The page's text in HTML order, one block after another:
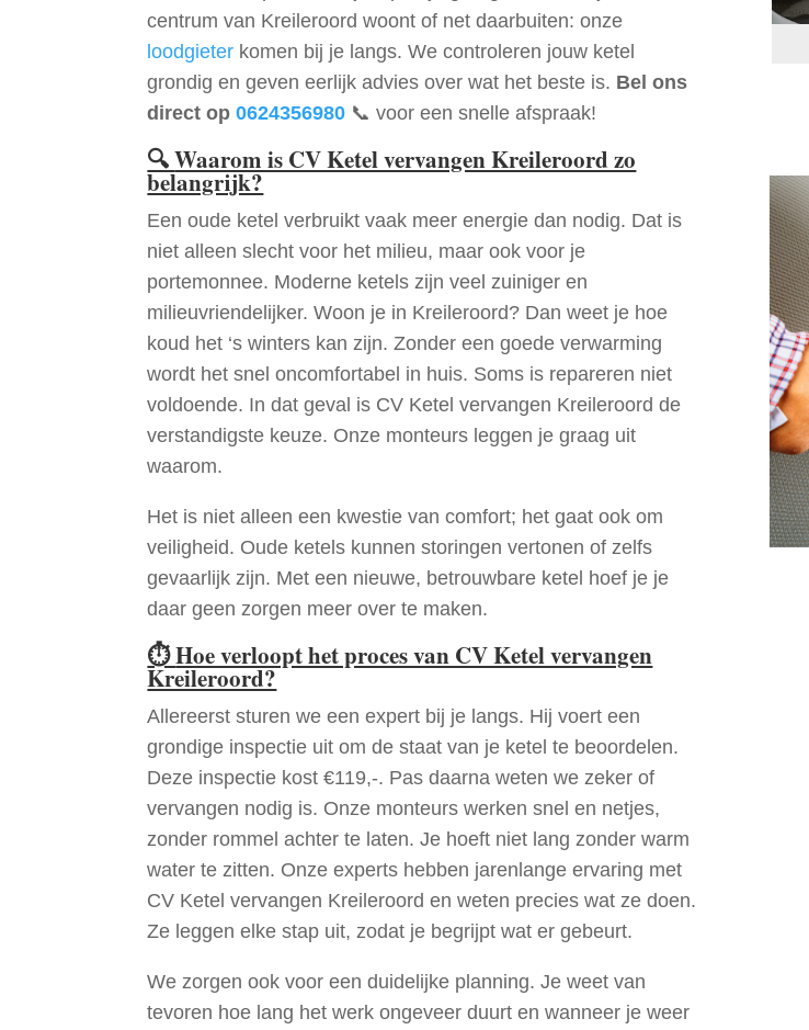
centrum van Kreileroord woont of net daarbuiten: onze
loodgieter komen bij je langs. We controleren jouw ketel
grondig en geven eerlijk advies over wat het beste is. Bel ons
direct op0624356980 📞 voor een snelle afspraak!
🔍Waarom is CV Ketel vervangen Kreileroord zo
belangrijk?
Een oude ketel verbruikt vaak meer energie dan nodig. Dat is
niet alleen slecht voor het milieu, maar ook voor je
portemonnee. Moderne ketels zijn veel zuiniger en
milieuvriendelijker. Woon je in Kreileroord? Dan weet je hoe
koud het ‘s winters kan zijn. Zonder een goede verwarming
wordt het snel oncomfortabel in huis. Soms is repareren niet
voldoende. In dat geval is CV Ketel vervangen Kreileroord de
verstandigste keuze. Onze monteurs leggen je graag uit
waarom.
Het is niet alleen een kwestie van comfort; het gaat ook om
veiligheid. Oude ketels kunnen storingen vertonen of zelfs
gevaarlijk zijn. Met een nieuwe, betrouwbare ketel hoef je je
daar geen zorgen meer over te maken.
⏱Hoe verloopt het proces van CV Ketel vervangen
Kreileroord?
Allereerst sturen we een expert bij je langs. Hij voert een
grondige inspectie uit om de staat van je ketel te beoordelen.
Deze inspectie kost €119,-. Pas daarna weten we zeker of
vervangen nodig is. Onze monteurs werken snel en netjes,
zonder rommel achter te laten. Je hoeft niet lang zonder warm
water te zitten. Onze experts hebben jarenlange ervaring met
CV Ketel vervangen Kreileroord en weten precies wat ze doen.
Ze leggen elke stap uit, zodat je begrijpt wat er gebeurt.
We zorgen ook voor een duidelijke planning. Je weet van
tevoren hoe lang het werk ongeveer duurt en wanneer je weer